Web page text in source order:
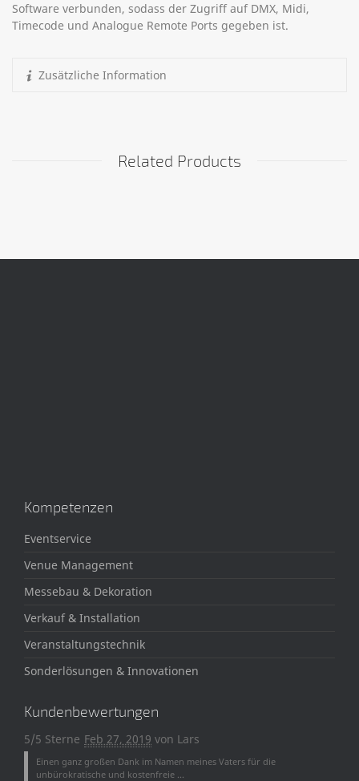
Software verbunden, sodass der Zugriff auf DMX, Midi,
Timecode und Analogue Remote Ports gegeben ist.
Zusätzliche Information
Related Products
Kompetenzen
Eventservice
Venue Management
Messebau & Dekoration
Verkauf & Installation
Veranstaltungstechnik
Sonderlösungen & Innovationen
Kundenbewertungen
5/5 Sterne Feb 27, 2019 von Lars
Einen ganz großen Dank im Namen meines Vaters für die
unbürokratische und kostenfreie ...